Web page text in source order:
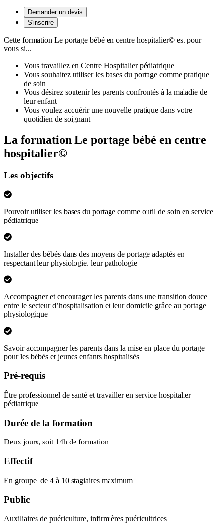
Demander un devis
S'inscrire
Cette formation Le portage bébé en centre hospitalier© est pour
vous si...
Vous travaillez en Centre Hospitalier pédiatrique
Vous souhaitez utiliser les bases du portage comme pratique
de soin
Vous désirez soutenir les parents confrontés à la maladie de
leur enfant
Vous voulez acquérir une nouvelle pratique dans votre
quotidien de soignant
La formation Le portage bébé en centre
hospitalier©
Les objectifs
Pouvoir utiliser les bases du portage comme outil de soin en service
pédiatrique
Installer des bébés dans des moyens de portage adaptés en
respectant leur physiologie, leur pathologie
Accompagner et encourager les parents dans une transition douce
entre le secteur d’hospitalisation et leur domicile grâce au portage
physiologique
Savoir accompagner les parents dans la mise en place du portage
pour les bébés et jeunes enfants hospitalisés
Pré-requis
Être professionnel de santé et travailler en service hospitalier
pédiatrique
Durée de la formation
Deux jours, soit 14h de formation
Effectif
En groupe de 4 à 10 stagiaires maximum
Public
Auxiliaires de puériculture, infirmières puéricultrices